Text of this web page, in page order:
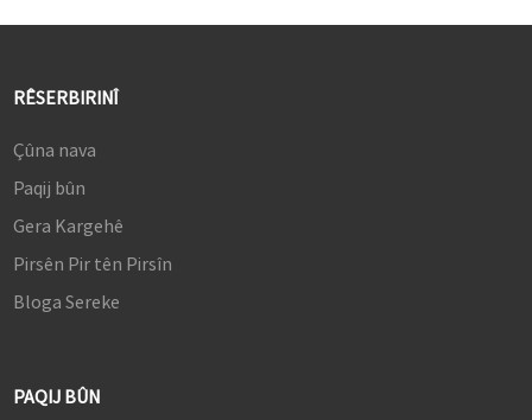
RÊSERBIRINÎ
Çûna nava
Paqij bûn
Gera Kargehê
Pirsên Pir tên Pirsîn
Bloga Sereke
PAQIJ BÛN